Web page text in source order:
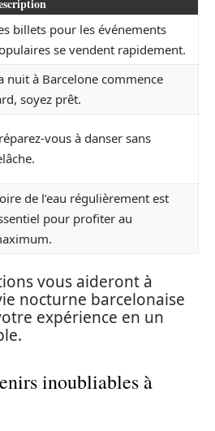
billets pour les événements
se vendent rapidement.
nuit à Barcelone commence
soyez prêt.
vous à danser sans
de l’eau régulièrement est
pour profiter au
vous aideront à
nocturne barcelonaise
expérience en un
inoubliables à